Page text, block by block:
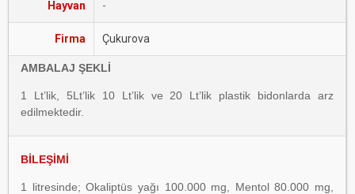
Hayvan -
Firma Çukurova
AMBALAJ ŞEKLİ
1 Lt’lik, 5Lt’lik 10 Lt’lik ve 20 Lt’lik plastik bidonlarda arz
edilmektedir.
BİLEŞİMİ
1 litresinde; Okaliptüs yağı 100.000 mg, Mentol 80.000 mg,